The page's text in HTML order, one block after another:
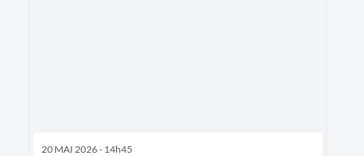
20 MAI 2026 - 14h45